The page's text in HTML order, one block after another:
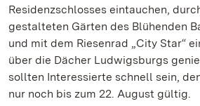
Residenzschlosses eintauchen,
gestalteten Gärten des Blühenden
und mit dem Riesenrad „City Star“
über die Dächer Ludwigsburgs
sollten Interessierte schnell sein,
nur noch bis zum 22. August gültig.